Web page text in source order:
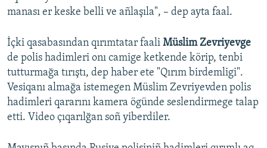
manası er keske belli ve añlaşıla", – dep ayta faal.
İçki qasabasından qırımtatar faali Müslim Zevriyevge
de polis hadimleri onı camige ketkende körip, tenbi
tutturmağa tırıştı, dep haber ete "Qırım birdemligi".
Vesiqanı almağa istemegen Müslim Zevriyevden polis
hadimleri qararını kamera ögünde seslendirmege talap
etti. Video çıqarılğan soñ yiberdiler.